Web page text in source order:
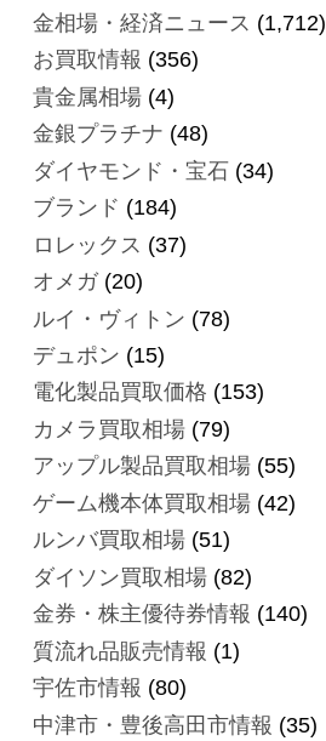
金相場・経済ニュース (1,712)
お買取情報 (356)
貴金属相場(4)
金銀プラチナ (48)
ダイヤモンド・宝石(34)
ブランド (184)
ロレックス (37)
オメガ(20)
ルイ・ヴィトン (78)
デュポン (15)
電化製品買取価格 (153)
カメラ買取相場(79)
アップル製品買取相場(55)
ゲーム機本体買取相場(42)
ルンバ買取相場(51)
ダイソン買取相場(82)
金券・株主優待券情報 (140)
質流れ品販売情報 (1)
宇佐市情報 (80)
中津市・豊後高田市情報 (35)